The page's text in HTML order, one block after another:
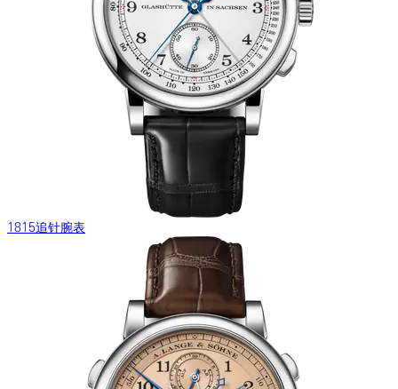
1815追针腕表